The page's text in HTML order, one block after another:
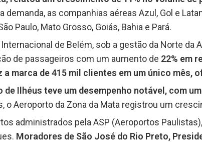
demanda, as companhias aéreas Azul, Gol e
Paulo, Mato Grosso, Goiás, Bahia e Pará.
de Belém, sob a gestão da Norte da
de passageiros com um aumento de 22% em
a marca de 415 mil clientes em um único mês,
de Ilhéus teve um desempenho notável, com
o Aeroporto da Zona da Mata registrou um
administrados pela ASP (Aeroportos
Moradores de São José do Rio Preto,